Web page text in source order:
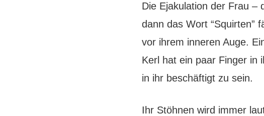
Die Ejakulation der Frau –
dann das Wort “Squirten”
vor ihrem inneren Auge.
Kerl hat ein paar Finger in
in ihr beschäftigt zu sein.
Ihr Stöhnen wird immer